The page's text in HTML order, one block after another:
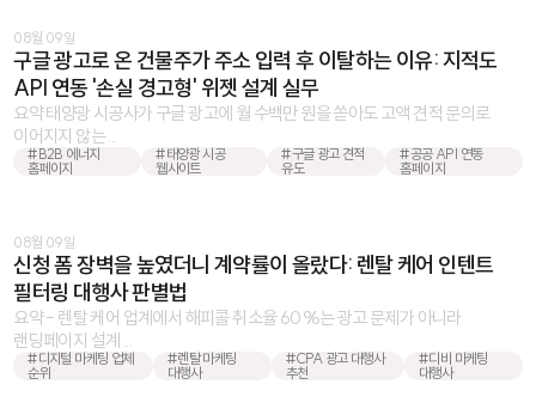
08월 09일
구글 광고로 온 건물주가 주소 입력 후 이탈하는 이유: 지적도
API 연동 '손실 경고형' 위젯 설계 실무
요약 태양광 시공사가 구글 광고에 월 수백만 원을 쏟아도 고액 견적 문의로
이어지지 않는 ...
#B2B 에너지
홈페이지
#태양광 시공
웹사이트
#구글 광고 견적
유도
#공공 API 연동
홈페이지
08월 09일
신청 폼 장벽을 높였더니 계약률이 올랐다: 렌탈 케어 인텐트
필터링 대행사 판별법
요약 - 렌탈 케어 업계에서 해피콜 취소율 60%는 광고 문제가 아니라
랜딩페이지 설계 ...
#디지털 마케팅 업체
순위
#렌탈 마케팅
대행사
#CPA 광고 대행사
추천
#디비 마케팅
대행사